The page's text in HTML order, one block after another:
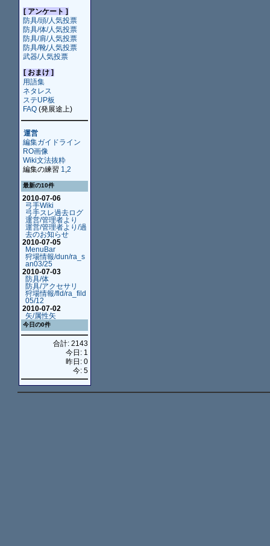
[ アンケート ]
防具/頭/人気投票
防具/体/人気投票
防具/肩/人気投票
防具/靴/人気投票
武器/人気投票
[ おまけ ]
用語集
ネタレス
ステUP板
FAQ(発展途上)
運営
編集ガイドライン
RO画像
Wiki文法抜粋
編集の練習 1 2
最新の10件
2010-07-06
弓手Wiki
弓手スレ過去ログ
運営/管理者より
運営/管理者より/過
去のお知らせ
2010-07-05
MenuBar
狩場情報/dun/ra_s
an03/25
2010-07-03
防具/体
防具/アクセサリ
狩場情報/fld/ra_fild
05/12
2010-07-02
矢/属性矢
今日の0件
合計: 2143
今日: 1
昨日: 0
今: 5